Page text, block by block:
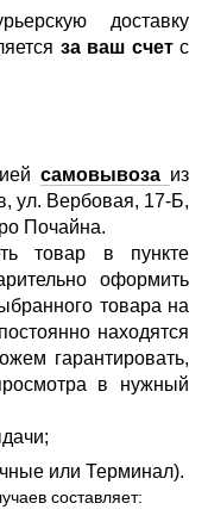
доставку
за ваш счетс
самовывоза из
ул. Вербовая, 17-Б,
Почайна.
товар в пункте
оформить
товара на
находятся
гарантировать,
в нужный
или Терминал).
составляет: